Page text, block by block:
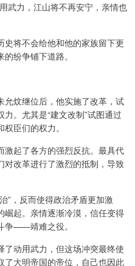
武力，江山将不再安宁，亲情也
将不会给他和他的家族留下更
纷争铺下道路。
允炆继位后，他实施了改革，试
。尤其是“建文改制”试图通过
臣们的权力。
激起了各方的强烈反抗。最具代
对改革进行了激烈的抵制，导致
”，反而使得政治矛盾更加激
崛起。亲情逐渐冷漠，信任变得
争——靖难之役。
动用武力，但这场冲突最终使
了大明帝国的帝位，自己也因此